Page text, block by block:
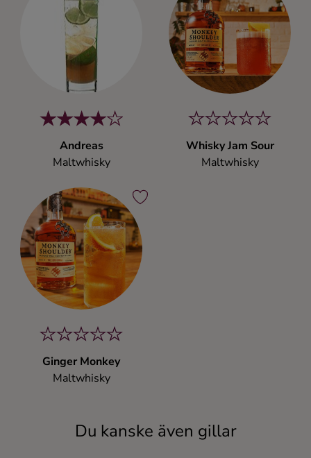
Andreas
Maltwhisky
Whisky Jam Sour
Maltwhisky
Ginger Monkey
Maltwhisky
Du kanske även gillar